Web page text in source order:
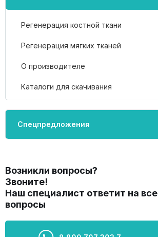
Регенерация костной ткани
Регенерация мягких тканей
О производителе
Каталоги для скачивания
Спецпредложения
Возникли вопросы?
Звоните!
Наш специалист ответит на все
вопросы